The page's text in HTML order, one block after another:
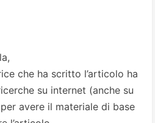
che ha scritto l’articolo ha
su internet (anche su
avere il materiale di base